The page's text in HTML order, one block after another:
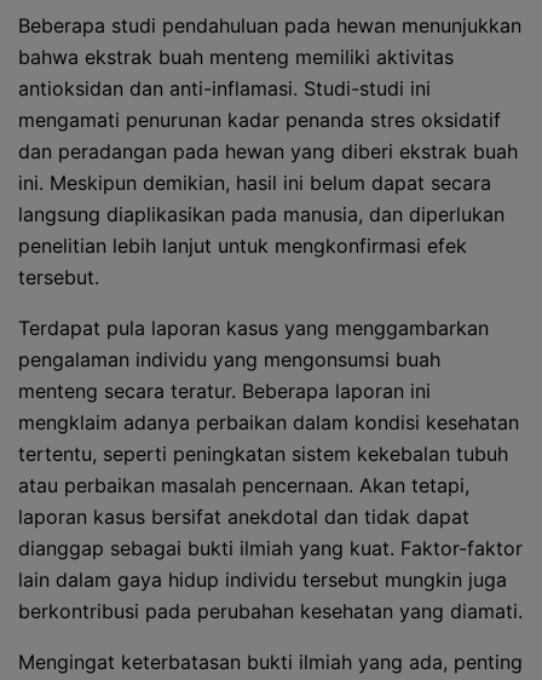
Beberapa studi pendahuluan pada hewan menunjukkan
bahwa ekstrak buah menteng memiliki aktivitas
antioksidan dan anti-inflamasi. Studi-studi ini
mengamati penurunan kadar penanda stres oksidatif
dan peradangan pada hewan yang diberi ekstrak buah
ini. Meskipun demikian, hasil ini belum dapat secara
langsung diaplikasikan pada manusia, dan diperlukan
penelitian lebih lanjut untuk mengkonfirmasi efek
tersebut.
Terdapat pula laporan kasus yang menggambarkan
pengalaman individu yang mengonsumsi buah
menteng secara teratur. Beberapa laporan ini
mengklaim adanya perbaikan dalam kondisi kesehatan
tertentu, seperti peningkatan sistem kekebalan tubuh
atau perbaikan masalah pencernaan. Akan tetapi,
laporan kasus bersifat anekdotal dan tidak dapat
dianggap sebagai bukti ilmiah yang kuat. Faktor-faktor
lain dalam gaya hidup individu tersebut mungkin juga
berkontribusi pada perubahan kesehatan yang diamati.
Mengingat keterbatasan bukti ilmiah yang ada, penting